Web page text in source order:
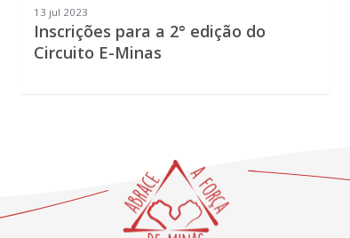
13 jul 2023
Inscrições para a 2° edição do
Circuito E-Minas